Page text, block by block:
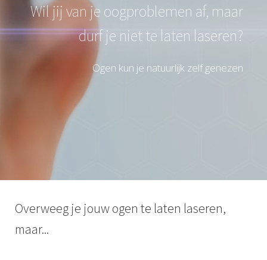
Wil jij van je oogproblemen af, maar
durf je niet te laten laseren?
Ogen kun je natuurlijk zelf genezen
Overweeg je jouw ogen te laten laseren,
maar...